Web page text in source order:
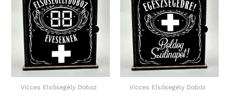
Vicces Elsősegély Doboz Vicces Elsősegély Doboz